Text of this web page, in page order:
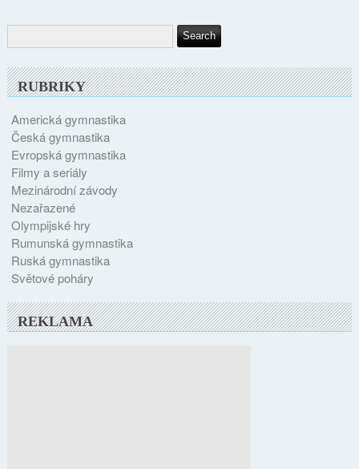
RUBRIKY
Americká gymnastika
Česká gymnastika
Evropská gymnastika
Filmy a seriály
Mezinárodní závody
Nezařazené
Olympijské hry
Rumunská gymnastika
Ruská gymnastika
Světové poháry
REKLAMA